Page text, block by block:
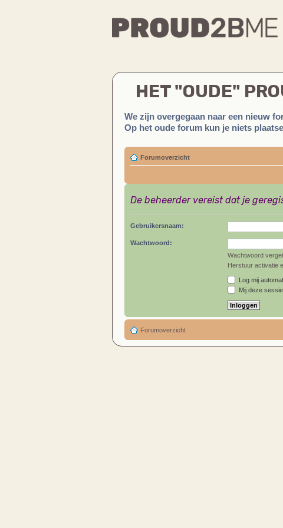
HET "OUDE"
We zijn overgegaan naar een nieuw
Op het oude forum kun je niets
Forumoverzicht
De beheerder vereist dat je
Gebruikersnaam:
Wachtwoord:
Wachtwoord
Herstuur activatie
Log mij
Mij deze
Forumoverzicht